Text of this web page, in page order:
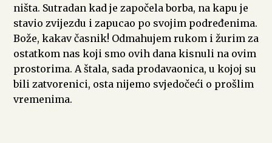
ništa. Sutradan kad je započela borba, na kapu je
stavio zvijezdu i zapucao po svojim podređenima.
Bože, kakav časnik! Odmahujem rukom i žurim za
ostatkom nas koji smo ovih dana kisnuli na ovim
prostorima. A štala, sada prodavaonica, u kojoj su
bili zatvorenici, osta nijemo svjedočeći o prošlim
vremenima.